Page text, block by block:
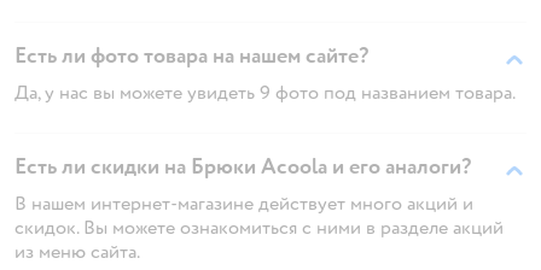
Есть ли фото товара на нашем сайте?
Да, у нас вы можете увидеть 9 фото под названием товара.
Есть ли скидки на Брюки Acoola и его аналоги?
В нашем интернет-магазине действует много акций и
скидок. Вы можете ознакомиться с ними в разделе акций
из меню сайта.